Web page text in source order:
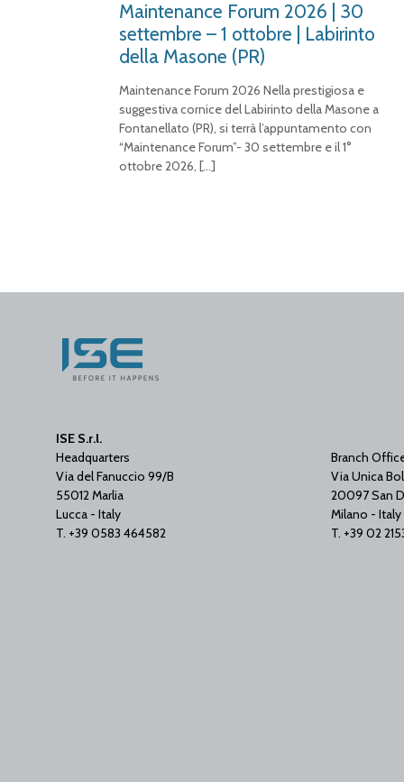
Maintenance Forum 2026 | 30
settembre – 1 ottobre | Labirinto
della Masone (PR)
Maintenance Forum 2026 Nella prestigiosa e
suggestiva cornice del Labirinto della Masone a
Fontanellato (PR), si terrà l’appuntamento con
“Maintenance Forum”- 30 settembre e il 1°
ottobre 2026, […]
ISE S.r.l.
Headquarters
Via del Fanuccio 99/B
55012 Marlia
Lucca - Italy
T. +39 0583 464582
Branch
Via Unica
20097 San
Milano - Italy
T. +39 02